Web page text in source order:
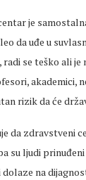
je
da uđe u
se teško ali
akademici,
rizik da će
da zdravstveni
su ljudi
na